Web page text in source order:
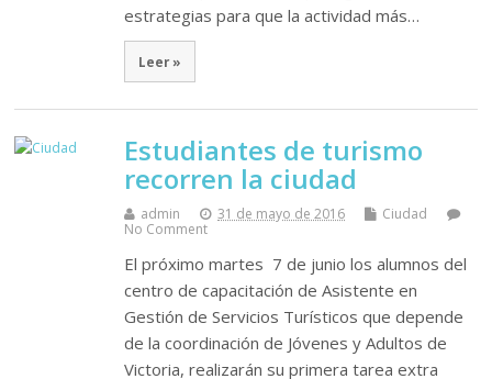
estrategias para que la actividad más…
Leer »
Estudiantes de turismo
recorren la ciudad
admin 31 de mayo de 2016
Ciudad
No Comment
El próximo martes 7 de junio los alumnos del
centro de capacitación de Asistente en
Gestión de Servicios Turísticos que depende
de la coordinación de Jóvenes y Adultos de
Victoria, realizarán su primera tarea extra